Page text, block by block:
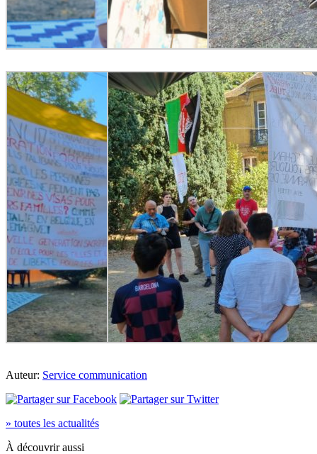
Auteur: Service communication
» toutes les actualités
À découvrir aussi